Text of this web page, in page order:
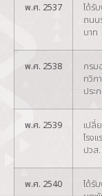
พ.ศ. 2537
ได้รั
ถนน
บาท
พ.ศ. 2538
กรม
ทวิภ
ประ
พ.ศ. 2539
เปลี่
โรง
ปวส
พ.ศ. 2540
ได้รั